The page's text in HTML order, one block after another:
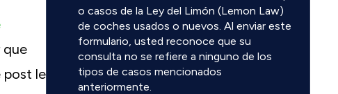
que
post le
o casos de la Ley del Limón (Lemon Law)
de coches usados o nuevos. Al enviar este
formulario, usted reconoce que su
consulta no se refiere a ninguno de los
tipos de casos mencionados
anteriormente.